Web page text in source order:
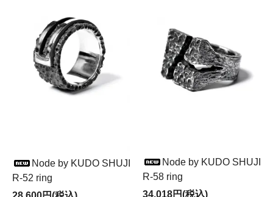
Node by KUDO SHUJI
R-52 ring
Node by KUDO SHUJI
R-58 ring
34,018円(税込)